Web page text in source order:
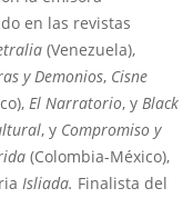
en las revistas
(Venezuela),
y Demonios, Cisne
El Narratorio, y Black
, y Compromiso y
(Colombia-México),
Isliada. Finalista del